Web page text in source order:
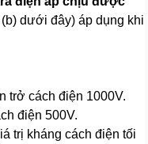
dưới đây) áp dụng khi
trở cách điện 1000V.
điện 500V.
trị kháng cách điện tối